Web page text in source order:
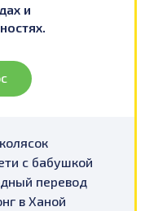
и
с бабушкой
перевод
в Ханой